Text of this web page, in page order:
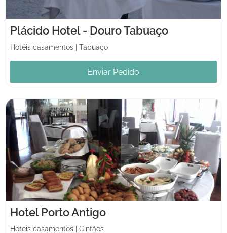
Plácido Hotel - Douro Tabuaço
Hotéis casamentos Tabuaço
Enviar Pedido
Hotel Porto Antigo
Hotéis casamentos Cinfães